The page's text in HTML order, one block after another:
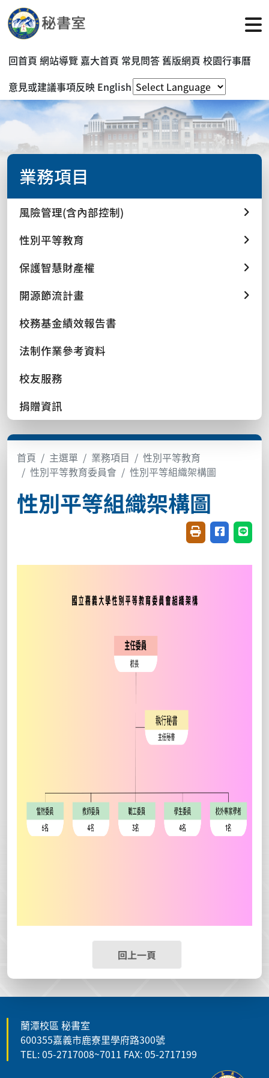
回首頁 網站導覽 嘉大首頁 常見問答 舊版網頁 校園行事曆
意見或建議事項反映 English
業務項目
風險管理(含內部控制)
性別平等教育
保護智慧財產權
開源節流計畫
校務基金績效報告書
法制作業參考資料
校友服務
捐贈資訊
首頁 主選單 業務項目
性別平等教育
性別平等教育委員會
性別平等組織架構圖
性別平等組織架構圖
友善列印(開新視
分享至臉書
分享
回上一頁
蘭潭校區 秘書室
600355嘉義市鹿寮里學府路300號
TEL: 05-2717008~7011 FAX: 05-2717199